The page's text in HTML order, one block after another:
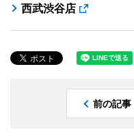
西武渋谷店
前の記事